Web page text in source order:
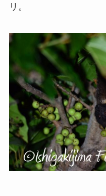
リ。